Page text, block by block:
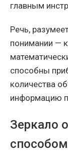
главным
Речь,
понимании —
способны
количества
информацию
Зеркало